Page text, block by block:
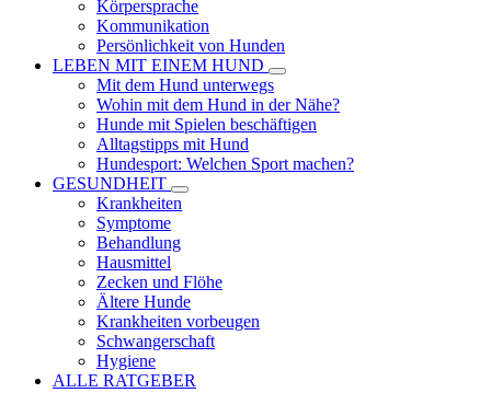
Körpersprache
Kommunikation
Persönlichkeit von Hunden
LEBEN MIT EINEM HUND
Mit dem Hund unterwegs
Wohin mit dem Hund in der Nähe?
Hunde mit Spielen beschäftigen
Alltagstipps mit Hund
Hundesport: Welchen Sport machen?
GESUNDHEIT
Krankheiten
Symptome
Behandlung
Hausmittel
Zecken und Flöhe
Ältere Hunde
Krankheiten vorbeugen
Schwangerschaft
Hygiene
ALLE RATGEBER